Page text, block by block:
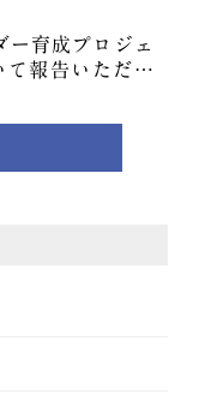
ー育成プロジェ
て報告いただき